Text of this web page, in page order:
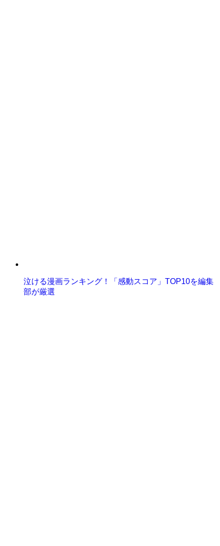
泣ける漫画ランキング！「感動スコア」TOP10を編集
部が厳選